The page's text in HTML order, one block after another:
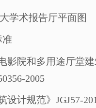
大学术报告厅平面图
准
影院和多用途厅堂建
2005
设计规范》 JGJ57-